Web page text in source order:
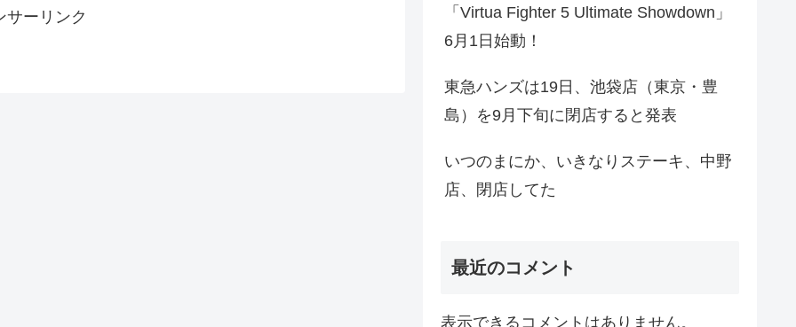
サーリンク
「Virtua Fighter 5 Ultimate Showdown」
6月1日始動！
東急ハンズは19日、池袋店（東京・豊
島）を9月下旬に閉店すると発表
いつのまにか、いきなりステーキ、中野
店、閉店してた
最近のコメント
表示できるコメントはありません。